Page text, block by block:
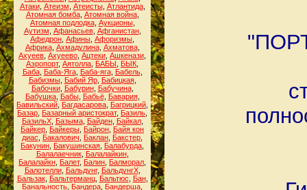
Атаки, Атеизм Атеисты, Атлантида,
Атомная бомба, Атомная война,
Атомная подлодка, Аукционы,
Аутизм Афанасьев, Афганистан,
Афедрон Афины Афоризмы
Африка, Ахмадулина, Ахматова,
Ахуеев Ахуеево Ацтеки Ашкенази
Аэропорт, Аятолла БАБЫ БЫК
Баба, Баба-Яга, Баба-яга, Бабель,
Бабизмы, Бабий Яр, Бабицкая,
Бабочки, Бабурин, Бабучина,
Бабушка, Бабы, Бабьё, Бавария,
Бавильский Багдасарова Багрицкий
Базар Базарный аристократ, Базиль
БазильХ, Базыма, Байден, Байкал,
Байкер Байкеры Байрон Байя кон
диас
Бакалович Баклан Бакстер
Бакунин Бакушинская Балабурда
Балалаечник, Балалайкин,
Балалайкн Балет, Балин Балморал
Балотелли, Бальдунг, БальдунгХ,
Бальзак, Бальтерманц, Бальтюс Бан,
Банальность Бандера Бандерша